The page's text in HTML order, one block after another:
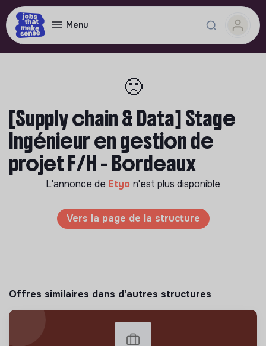
Menu
🙁
[Supply chain & Data] Stage
Ingénieur en gestion de
projet F/H - Bordeaux
L'annonce de Etyo n'est plus disponible
Vers la page de la structure
Offres similaires dans d'autres structures